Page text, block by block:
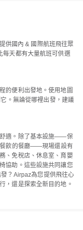
供國內 & 國際航班飛往眾
每天都有大量航班可供選
的便利出發地。使用地圖
。無論從哪裡出發，建議
舒適。除了基本設施——保
餐飲的餐廳——現場還設有
、免稅店、休息室、育嬰
協助。這些設施共同讓您
？Airpaz為您提供飛往心
還是探索全新目的地。